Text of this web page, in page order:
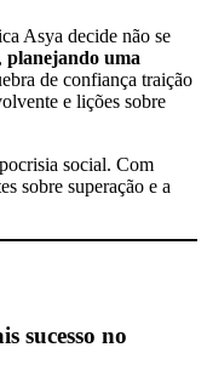
Asya decide não se
planejando uma
de confiança traição
e lições sobre
social. Com
sobre superação e a
sucesso no